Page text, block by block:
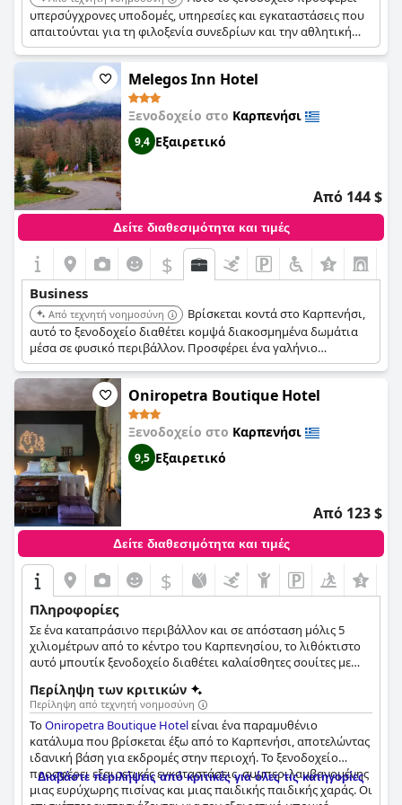
υπερσύγχρονες υποδομές, υπηρεσίες και εγκαταστάσεις που
απαιτούνται για τη φιλοξενία συνεδρίων και την αθλητική
προπόνηση. Διαθέτει πολλαπλές τραπεζαρίες, ένα πιάνο
μπαρ, ένα σνακ μπαρ, εσωτερικές και εξωτερικές
θερμαινόμενες πισίνες, ένα κέντρο υγείας και σπα, και ένα
πλήρως εξοπλισμένο γυμναστήριο.
Melegos Inn Hotel
Ξενοδοχείο στο Καρπενήσι
9,4 Εξαιρετικό
Από 144 $
Δείτε διαθεσιμότητα και τιμές
$
Business
Από τεχνητή νοημοσύνη
Βρίσκεται κοντά στο Καρπενήσι,
αυτό το ξενοδοχείο διαθέτει κομψά διακοσμημένα δωμάτια
μέσα σε φυσικό περιβάλλον. Προσφέρει ένα γαλήνιο
περιβάλλον κατάλληλο για επαγγελματίες ταξιδιώτες που
αναζητούν έναν συνδυασμό άνεσης και προσβασιμότητας.
Oniropetra Boutique Hotel
Ξενοδοχείο στο Καρπενήσι
9,5 Εξαιρετικό
Από 123 $
Δείτε διαθεσιμότητα και τιμές
$
Πληροφορίες
Σε ένα καταπράσινο περιβάλλον και σε απόσταση μόλις 5
χιλιομέτρων από το κέντρο του Καρπενησίου, το λιθόκτιστο
αυτό μπουτίκ ξενοδοχείο διαθέτει καλαίσθητες σουίτες με
Κάθε σουίτα είναι ξεχωριστά διακοσμημένη και εξοπλισμένη
με όλες τις απαραίτητες ανέσεις που εγγυώνται μία
ξεκούραστη και ευχάριστη διαμονή, ενώ μικρές λεπτομέρειες
και το τζάκι ενισχύουν τη ζεστή και φιλική ατμόσφαιρα. Το
ξενοδοχείο προσφέρει επίσης μια εξωτερική σάουνα,
διάφορες δραστηριότητες και παροχές για τα παιδιά, μασάζ,
δωρεάν Wi-Fi και πολλά ακόμα που θα κάνουν τη διαμονή σας
Περίληψη των κριτικών
Περίληψη από τεχνητή νοημοσύνη
ΤοOniropetra Boutique Hotelείναι ένα παραμυθένιο
κατάλυμα που βρίσκεται έξω από το Καρπενήσι, αποτελώντας
ιδανική βάση για εκδρομές στην περιοχή. Το ξενοδοχείο
προσφέρει εξαιρετικές εγκαταστάσεις, συμπεριλαμβανομένης
μιας ευρύχωρης πισίνας και μιας παιδικής παιδικής χαράς. Οι
Διαβάστε περιλήψεις από κριτικές για όλες τις κατηγορίες